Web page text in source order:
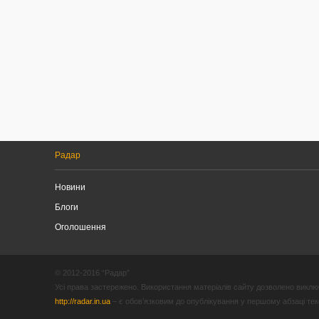
Радар
Новини
Блоги
Оголошення
© 2012-2016 “Радар”
Усі права застережено. Використання матеріалів сайту дозволено
http://radar.in.ua – є обов’язковим до опублікування у першому абзаці